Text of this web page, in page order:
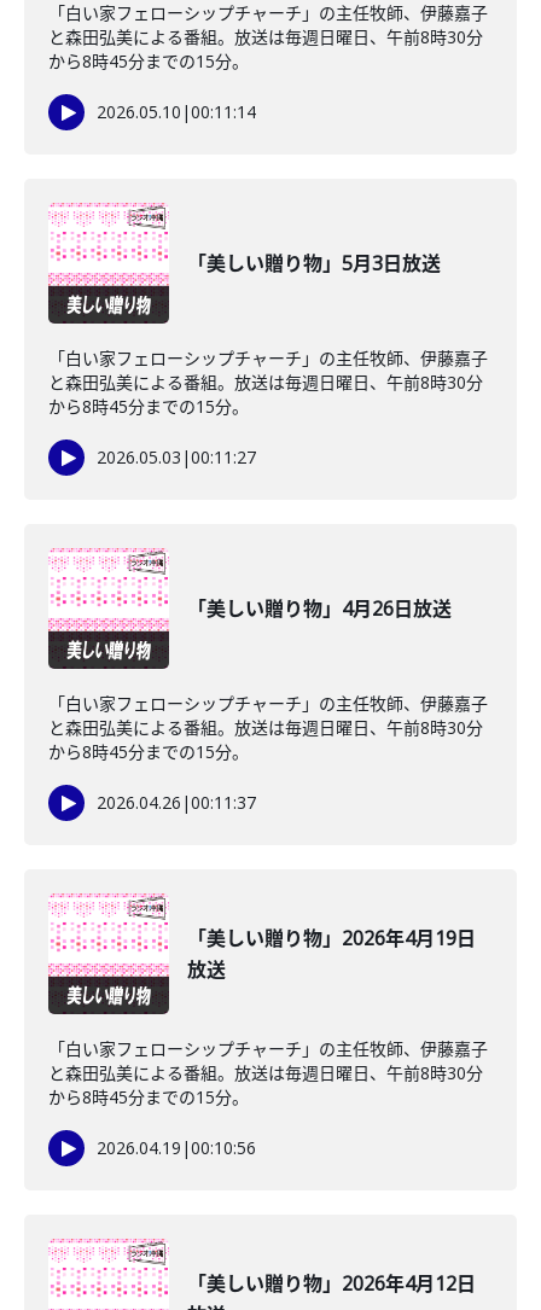
「白い家フェローシップチャーチ」の主任牧師、伊藤嘉子
と森田弘美による番組。放送は毎週日曜日、午前8時30分
から8時45分までの15分。
2026.05.10 |00:11:14
「美しい贈り物」5月3日放送
「白い家フェローシップチャーチ」の主任牧師、伊藤嘉子
と森田弘美による番組。放送は毎週日曜日、午前8時30分
から8時45分までの15分。
2026.05.03 |00:11:27
「美しい贈り物」4月26日放送
「白い家フェローシップチャーチ」の主任牧師、伊藤嘉子
と森田弘美による番組。放送は毎週日曜日、午前8時30分
から8時45分までの15分。
2026.04.26 |00:11:37
「美しい贈り物」2026年4月19日
放送
「白い家フェローシップチャーチ」の主任牧師、伊藤嘉子
と森田弘美による番組。放送は毎週日曜日、午前8時30分
から8時45分までの15分。
2026.04.19 |00:10:56
「美しい贈り物」2026年4月12日